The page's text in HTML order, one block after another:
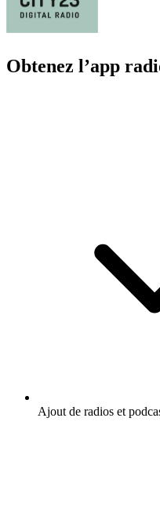
Obtenez l’app
Ajout de radios et